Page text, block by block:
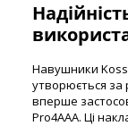
Навушники
утворюється за
вперше
Pro4AAA. Ці